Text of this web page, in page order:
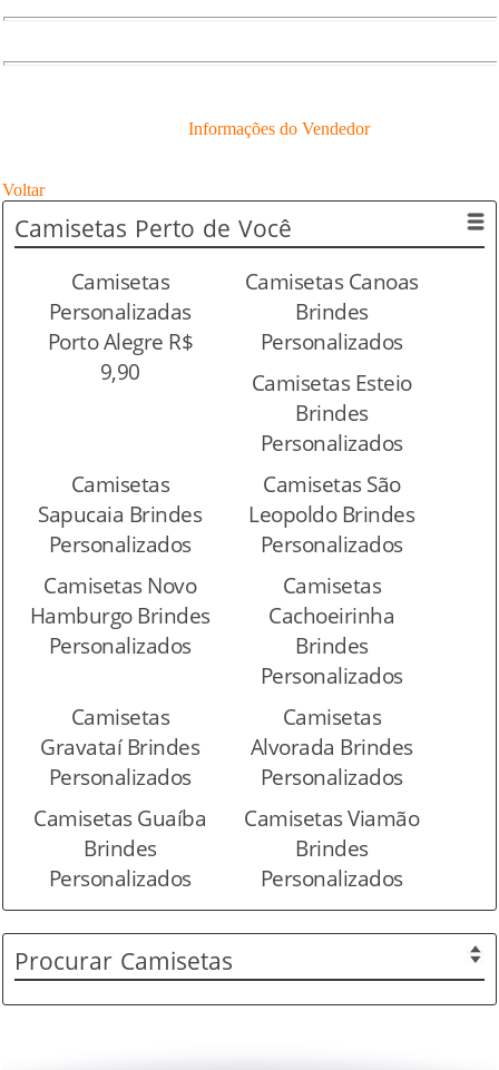
Informações do Vendedor
Voltar
Camisetas Perto de Você
Camisetas
Personalizadas
Porto Alegre R$
9,90
Camisetas Canoas
Brindes
Personalizados
Camisetas Esteio
Brindes
Personalizados
Camisetas
Sapucaia Brindes
Personalizados
Camisetas São
Leopoldo Brindes
Personalizados
Camisetas Novo
Hamburgo Brindes
Personalizados
Camisetas
Cachoeirinha
Brindes
Personalizados
Camisetas
Gravataí Brindes
Personalizados
Camisetas
Alvorada Brindes
Personalizados
Camisetas Guaíba
Brindes
Personalizados
Camisetas Viamão
Brindes
Personalizados
Procurar Camisetas